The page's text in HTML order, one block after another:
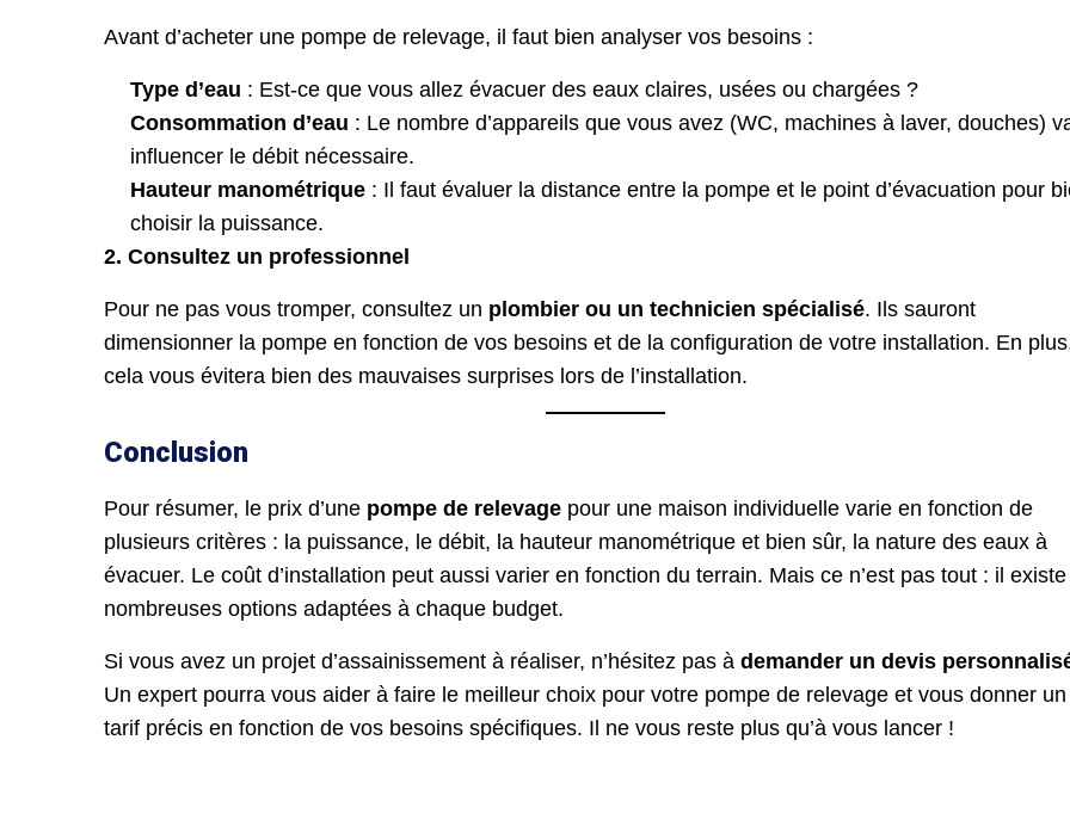
Avant d’acheter une pompe de relevage, il faut bien analyser vos besoins :
Type d’eau : Est-ce que vous allez évacuer des eaux claires, usées ou chargées ?
Consommation d’eau : Le nombre d’appareils que vous avez (WC, machines à laver, douches)
influencer le débit nécessaire.
Hauteur manométrique : Il faut évaluer la distance entre la pompe et le point d’évacuation pour
choisir la puissance.
2. Consultez un professionnel
Pour ne pas vous tromper, consultez un plombier ou un technicien spécialisé. Ils sauront
dimensionner la pompe en fonction de vos besoins et de la configuration de votre installation. En
cela vous évitera bien des mauvaises surprises lors de l’installation.
Conclusion
Pour résumer, le prix d’une pompe de relevage pour une maison individuelle varie en fonction de
plusieurs critères : la puissance, le débit, la hauteur manométrique et bien sûr, la nature des eaux à
évacuer. Le coût d’installation peut aussi varier en fonction du terrain. Mais ce n’est pas tout : il
nombreuses options adaptées à chaque budget.
Si vous avez un projet d’assainissement à réaliser, n’hésitez pas à demander un devis
Un expert pourra vous aider à faire le meilleur choix pour votre pompe de relevage et vous donner un
tarif précis en fonction de vos besoins spécifiques. Il ne vous reste plus qu’à vous lancer !